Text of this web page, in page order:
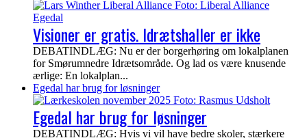
Visioner er gratis. Idrætshaller er ikke
DEBATINDLÆG: Nu er der borgerhøring om lokalplanen
for Smørumnedre Idrætsområde. Og lad os være knusende
ærlige: En lokalplan...
Egedal har brug for løsninger
Egedal har brug for løsninger
DEBATINDLÆG: Hvis vi vil have bedre skoler, stærkere